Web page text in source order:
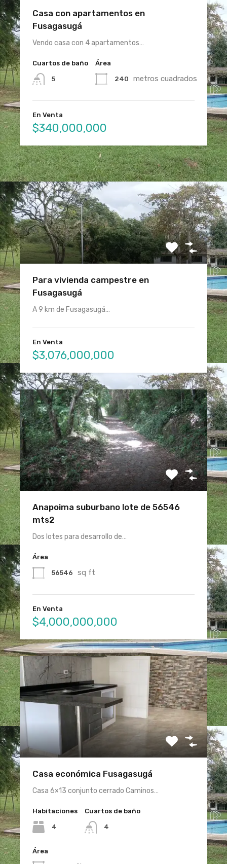
Casa con apartamentos en
Fusagasugá
Vendo casa con 4 apartamentos…
Cuartos de baño
5
Área
240 metros cuadrados
En Venta
$340,000,000
Para vivienda campestre en
Fusagasugá
A 9 km de Fusagasugá…
En Venta
$3,076,000,000
Anapoima suburbano lote de 56546
mts2
Dos lotes para desarrollo de…
Área
56546 sq ft
En Venta
$4,000,000,000
Casa económica Fusagasugá
Casa 6×13 conjunto cerrado Caminos…
Habitaciones
4
Cuartos de baño
4
Área